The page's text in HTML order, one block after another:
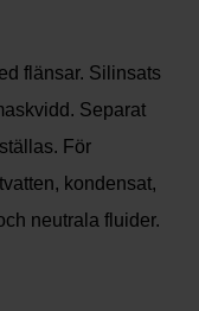
flänsar. Silinsats
Separat
För
kondensat,
neutrala fluider.